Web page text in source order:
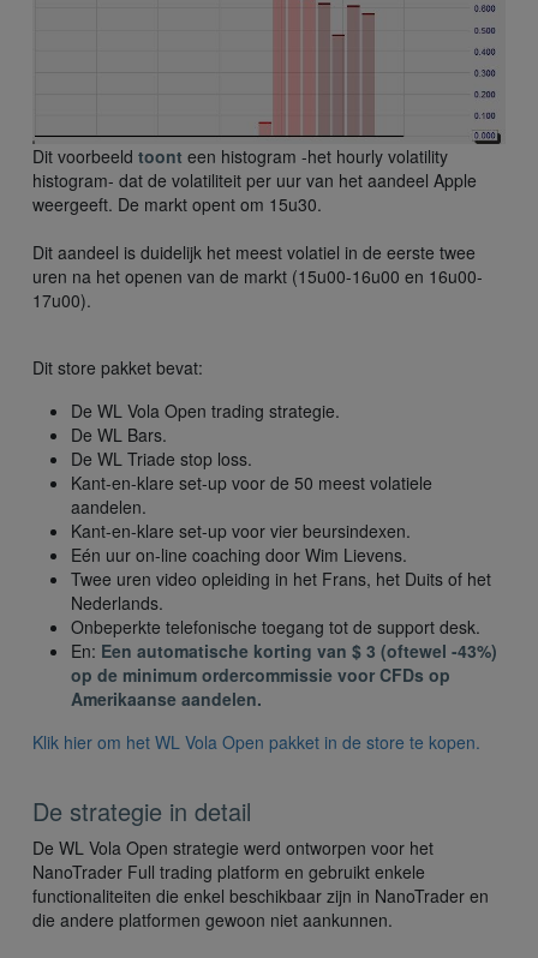
Dit voorbeeld toont een histogram -het hourly volatility
histogram- dat de volatiliteit per uur van het aandeel Apple
weergeeft. De markt opent om 15u30.
Dit aandeel is duidelijk het meest volatiel in de eerste twee
uren na het openen van de markt (15u00-16u00 en 16u00-
17u00).
Dit store pakket bevat:
De WL Vola Open trading strategie.
De WL Bars.
De WL Triade stop loss.
Kant-en-klare set-up voor de 50 meest volatiele
aandelen.
Kant-en-klare set-up voor vier beursindexen.
Eén uur on-line coaching door Wim Lievens.
Twee uren video opleiding in het Frans, het Duits of het
Nederlands.
Onbeperkte telefonische toegang tot de support desk.
En: Een automatische korting van $ 3 (oftewel -43%)
op de minimum ordercommissie voor CFDs op
Amerikaanse aandelen.
Klik hier om het WL Vola Open pakket in de store te kopen.
De strategie in detail
De WL Vola Open strategie werd ontworpen voor het
NanoTrader Full trading platform en gebruikt enkele
functionaliteiten die enkel beschikbaar zijn in NanoTrader en
die andere platformen gewoon niet aankunnen.